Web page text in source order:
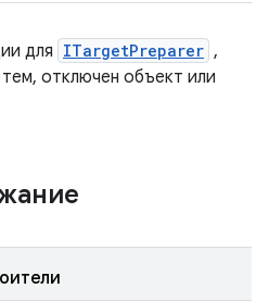
для ITargetPreparer ,
отключен объект или